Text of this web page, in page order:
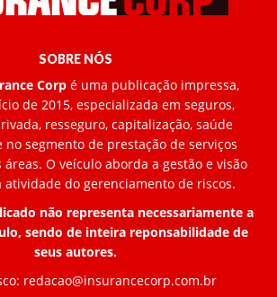
SOBRE NÓS
Corp é uma publicação impressa,
de 2015, especializada em seguros,
resseguro, capitalização, saúde
segmento de prestação de serviços
áreas. O veículo aborda a gestão e visão
atividade do gerenciamento de riscos.
não representa necessariamente a
sendo de inteira reponsabilidade de
seus autores.
redacao@insurancecorp.com.br